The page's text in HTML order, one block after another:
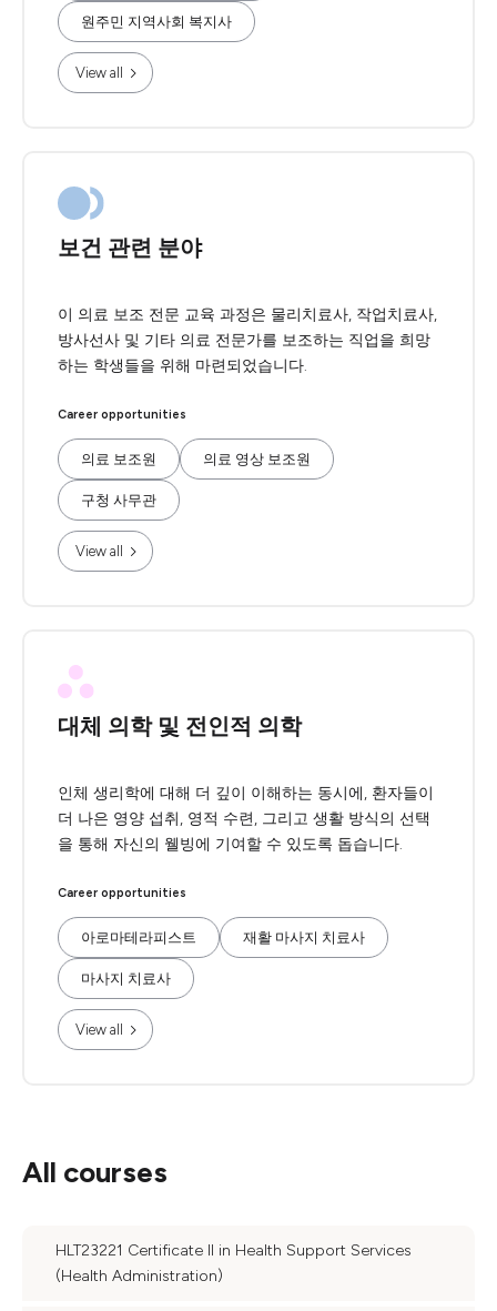
원주민 지역사회 복지사
View all
보건 관련 분야
이 의료 보조 전문 교육 과정은 물리치료사, 작업치료사,
방사선사 및 기타 의료 전문가를 보조하는 직업을 희망
하는 학생들을 위해 마련되었습니다.
Career opportunities
의료 보조원 의료 영상 보조원
구청 사무관
View all
대체 의학 및 전인적 의학
인체 생리학에 대해 더 깊이 이해하는 동시에, 환자들이
더 나은 영양 섭취, 영적 수련, 그리고 생활 방식의 선택
을 통해 자신의 웰빙에 기여할 수 있도록 돕습니다.
Career opportunities
아로마테라피스트 재활 마사지 치료사
마사지 치료사
View all
All courses
HLT23221 Certificate II in Health Support Services
(Health Administration)